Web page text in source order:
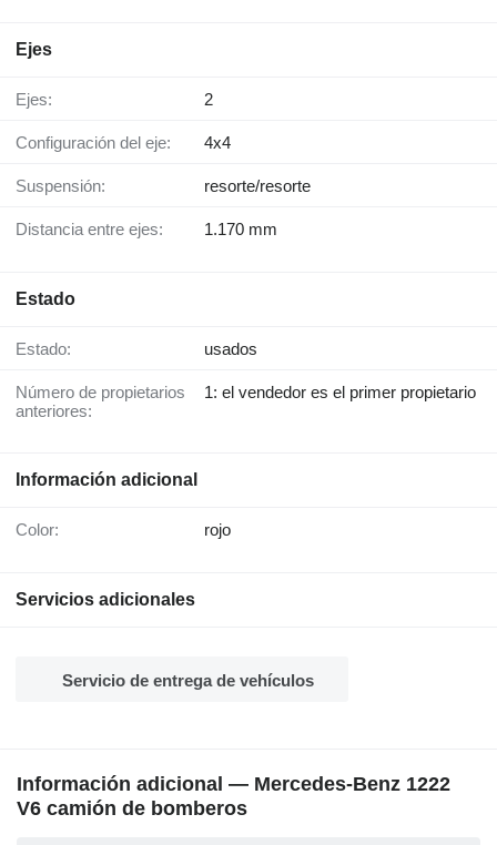
Ejes
Ejes: 2
Configuración del eje: 4x4
Suspensión: resorte/resorte
Distancia entre ejes: 1.170 mm
Estado
Estado: usados
Número de propietarios
anteriores:
1: el vendedor es el primer propietario
Información adicional
Color: rojo
Servicios adicionales
Servicio de entrega de vehículos
Información adicional — Mercedes-Benz 1222
V6 camión de bomberos